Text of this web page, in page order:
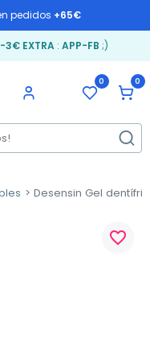
pedidos +65€
-3€ EXTRA: APP-FB ;)
0 0
Desensin Gel
favorite_border